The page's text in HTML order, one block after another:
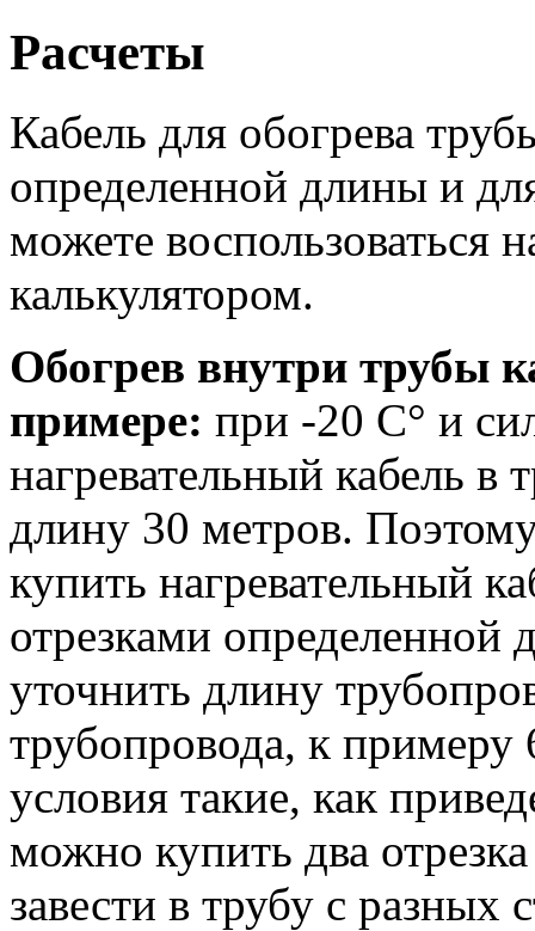
Расчеты
Кабель для обогрева
определенной длины и
можете воспользоваться
калькулятором.
Обогрев внутри трубы
примере: при -20 С° и
нагревательный кабель в
длину 30 метров.
купить нагревательный
отрезками
уточнить длину
трубопровода, к примеру
условия такие, как
можно купить два
завести в трубу с разных